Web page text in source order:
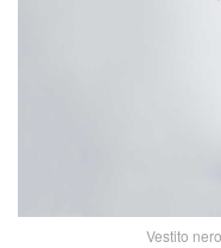
Vestito